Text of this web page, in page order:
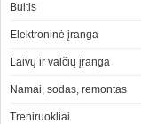
Buitis
Elektroninė įranga
Laivų ir valčių įranga
Namai, sodas, remontas
Treniruokliai